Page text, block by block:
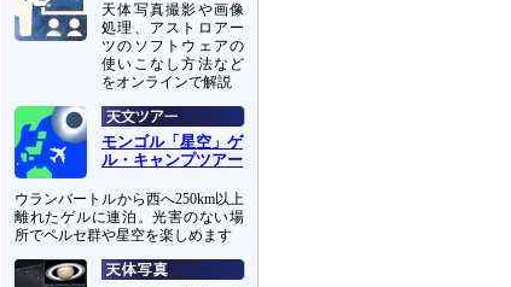
天体写真撮影や画像
処理、アストロアー
ツのソフトウェアの
使いこなし方法など
をオンラインで解説
モンゴル「星空」ゲ
ル・キャンプツアー
ウランバートルから西へ250km以上
離れたゲルに連泊。光害のない場
所でペルセ群や星空を楽しめます